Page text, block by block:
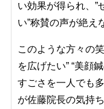
い効果が得られ、”
い”称賛の声が絶え
このような方々の
を広げたい” “美顔
すごさを一人でも
が佐藤院長の気持